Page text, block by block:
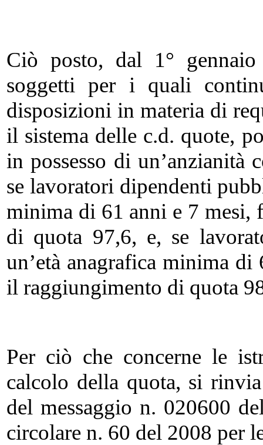
Ciò posto, dal 1°
soggetti per i quali
disposizioni in materia di
il sistema delle c.d. quote,
in possesso di
se lavoratori dipendenti
minima di 61 anni e 7 mesi,
di quota 97,6, e, se
un’età anagrafica minima
il raggiungimento di quota
Per ciò che concerne le
calcolo della quota, si
del messaggio n. 020600
circolare n. 60 del 2008 per